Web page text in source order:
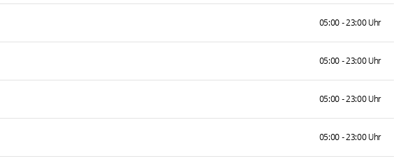
05:00 - 23:00 Uhr
05:00 - 23:00 Uhr
05:00 - 23:00 Uhr
05:00 - 23:00 Uhr